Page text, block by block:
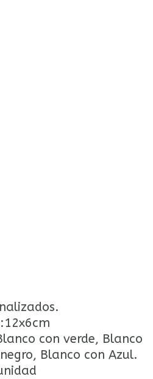
con verde, Blanco
Blanco con Azul.